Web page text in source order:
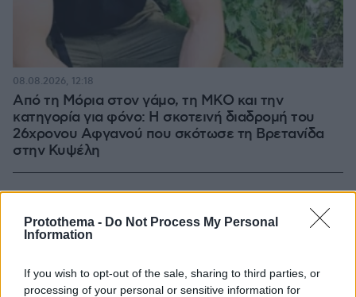
Protothema - Do Not Process My Personal
Information
If you wish to opt-out of the sale, sharing to third parties, or
processing of your personal or sensitive information for
Από τη Μόρια στον γάμο, τη ΜΚΟ και την
κατηγορία για φόνο: Η σκοτεινή διαδρομή του
26χρονου Αφγανού που σκότωσε τη Βρετανίδα
στην Κυψέλη
08.08.2026, 12:18